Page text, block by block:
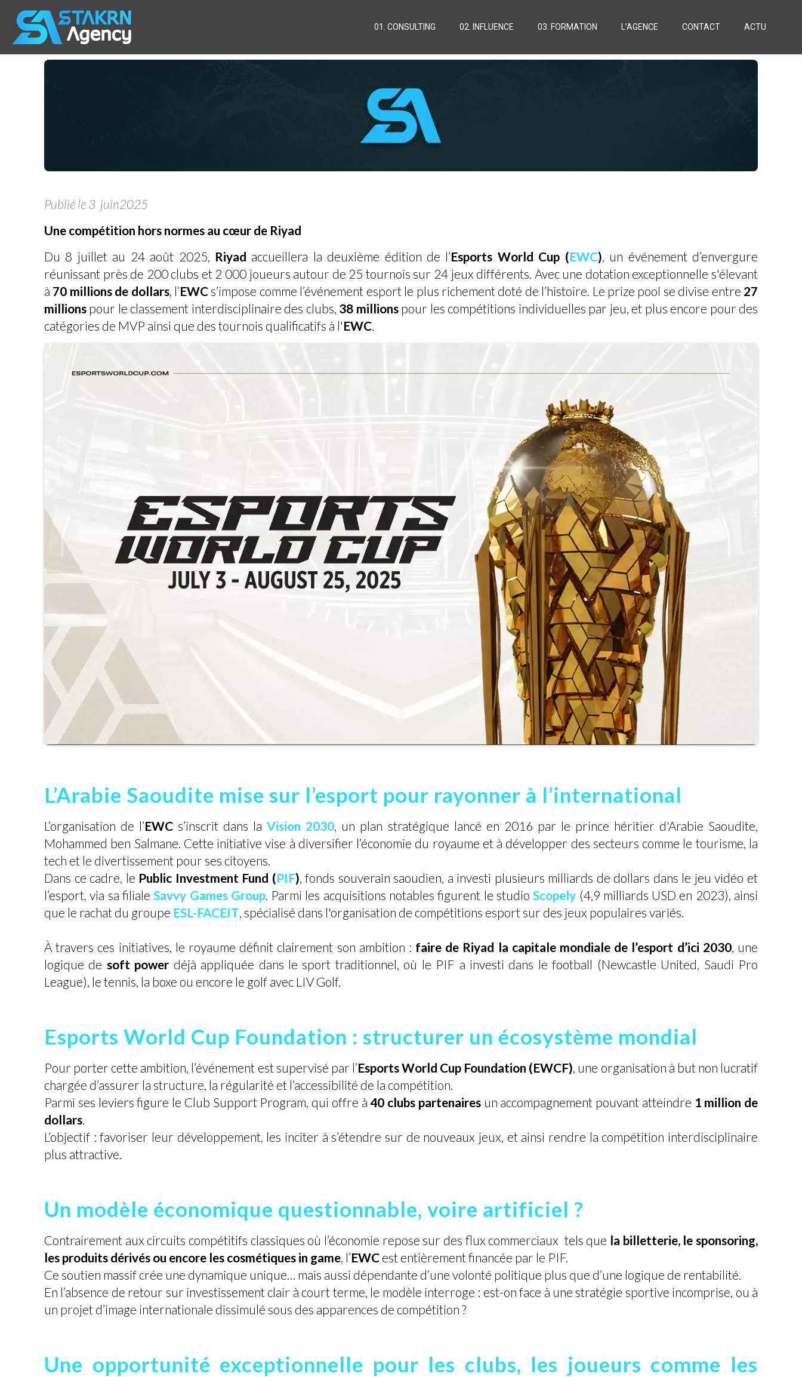
01. CONSULTING 02. INFLUENCE 03. FORMATION L’AGENCE CONTACT ACTU
Publié le 3 juin2025
Une compétition hors normes au cœur de Riyad
Du 8 juillet au 24 août 2025, Riyad accueillera la deuxième édition de l’Esports World Cup (EWC) , un événement d’envergure
réunissant près de 200 clubs et 2 000 joueurs autour de 25 tournois sur 24 jeux différents. Avec une dotation exceptionnelle s'élevant
à 70 millions de dollars, l’EWC s’impose comme l’événement esport le plus richement doté de l’histoire. Le prize pool se divise entre 27
millions pour le classement interdisciplinaire des clubs, 38 millionspour les compétitions individuelles par jeu, et plus encore pour des
catégories de MVP ainsi que des tournois qualificatifs à l'EWC
L’Arabie Saoudite mise sur l’esport pour rayonner à l’international
L’organisation de l’EWC s’inscrit dans laVision 2030 , un plan stratégique lancé en 2016 par le prince héritier d'Arabie Saoudite,
Mohammed ben Salmane. Cette initiative vise à diversifier l’économie du royaume et à développer des secteurs comme le tourisme, la
tech et le divertissement pour ses citoyens.
Dans ce cadre, le Public Investment Fund (PIF) , fonds souverain saoudien, a investi plusieurs milliards de dollars dans le jeu vidéo et
l’esport, via sa filialeSavvy Games Group. Parmi les acquisitions notables figurent le studioScopely (4,9 milliards USD en 2023), ainsi
que le rachat du groupe ESL-FACEIT , spécialisé dans l'organisation de compétitions esport sur des jeux populaires variés.
À travers ces initiatives, le royaume définit clairement son ambition : faire de Riyad la capitale mondiale de l’esport d’ici 2030, une
logique de soft power déjà appliquée dans le sport traditionnel, où le PIF a investi dans le football (Newcastle United, Saudi Pro
League), le tennis, la boxe ou encore le golf avec LIV Golf.
Esports World Cup Foundation : structurer un écosystème mondial
Pour porter cette ambition, l’événement est supervisé par l’Esports World Cup Foundation (EWCF) , une organisation à but non lucratif
chargée d’assurer la structure, la régularité et l’accessibilité de la compétition.
Parmi ses leviers figure le Club Support Program, qui offre à40 clubs partenairesun accompagnement pouvant atteindre 1 million de
dollars
L’objectif : favoriser leur développement, les inciter à s’étendre sur de nouveaux jeux, et ainsi rendre la compétition interdisciplinaire
plus attractive.
Un modèle économique questionnable, voire artificiel ?
Contrairement aux circuits compétitifs classiques où l’économie repose sur des flux commerciaux tels que la billetterie, le sponsoring,
les produits dérivés ou encore les cosmétiques in game , l’EWC est entièrement financée par le PIF.
Ce soutien massif crée une dynamique unique… mais aussi dépendante d’une volonté politique plus que d’une logique de rentabilité.
En l’absence de retour sur investissement clair à court terme, le modèle interroge : est-on face à une stratégie sportive incomprise, ou à
un projet d’image internationale dissimulé sous des apparences de compétition ?
Une opportunité exceptionnelle pour les clubs, les joueurs comme les